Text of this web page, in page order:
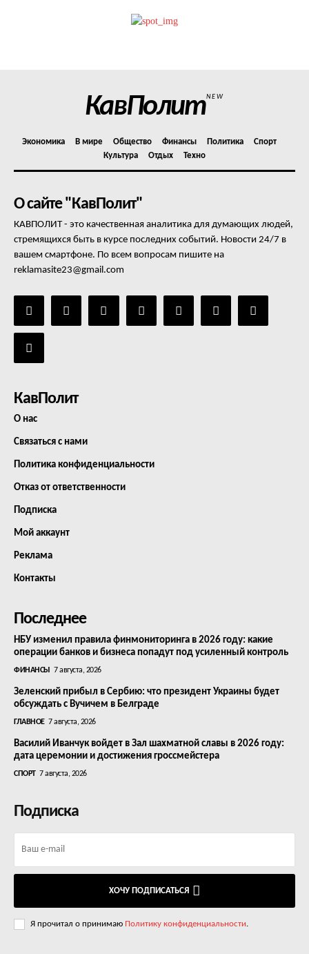
Политика конфиденциальности
КавПолитNEW
Экономика В мире Общество Финансы Политика
Спорт
Культура
Отдых Техно
О сайте "КавПолит"
КАВПОЛИТ - это качественная аналитика для думающих людей,
стремящихся быть в курсе последних событий. Новости 24/7 в
вашем смартфоне. По всем вопросам пишите на
reklamasite23@gmail.com
КавПолит
О нас
Связаться с нами
Политика конфиденциальности
Отказ от ответственности
Подписка
Мой аккаунт
Реклама
Контакты
Последнее
НБУ изменил правила финмониторинга в 2026 году: какие
операции банков и бизнеса попадут под усиленный контроль
ФИНАНСЫ 7 августа, 2026
Зеленский прибыл в Сербию: что президент Украины будет
обсуждать с Вучичем в Белграде
ГЛАВНОЕ 7 августа, 2026
Василий Иванчук войдет в Зал шахматной славы в 2026 году:
дата церемонии и достижения гроссмейстера
СПОРТ 7 августа, 2026
Подписка
ХОЧУ ПОДПИСАТЬСЯ
Я прочитал о принимаю Политику конфиденциальности.